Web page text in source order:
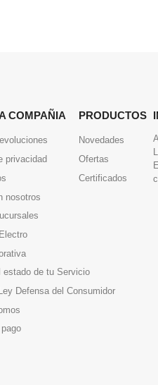
COMPAÑIA
privacidad
nosotros
estado de tu Servicio
Defensa del Consumidor
PRODUCTOS
Novedades
Ofertas
Certificados